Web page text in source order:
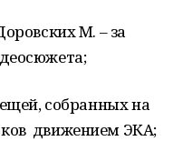
М. – за
собранныхна
движением ЭКА;